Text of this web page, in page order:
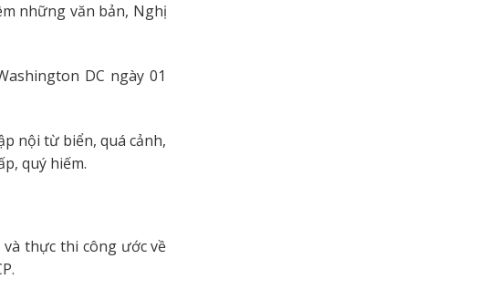
những văn bản, Nghị
DC ngày 01
nội từ biển, quá cảnh,
quý hiếm.
thực thi công ước về